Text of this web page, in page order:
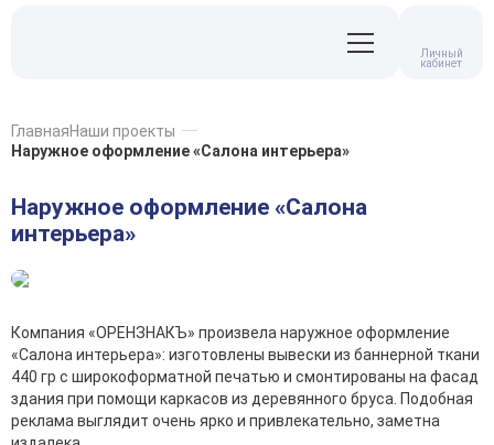
Личный
кабинет
ГлавнаяНаши проекты
Наружное оформление «Салона интерьера»
Наружное оформление «Салона
интерьера»
Компания «ОРЕНЗНАКЪ» произвела наружное оформление
«Салона интерьера»: изготовлены вывески из баннерной ткани
440 гр с широкоформатной печатью и смонтированы на фасад
здания при помощи каркасов из деревянного бруса. Подобная
реклама выглядит очень ярко и привлекательно, заметна